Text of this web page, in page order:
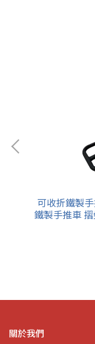
可收折鐵製
鐵製手推車
關於我們